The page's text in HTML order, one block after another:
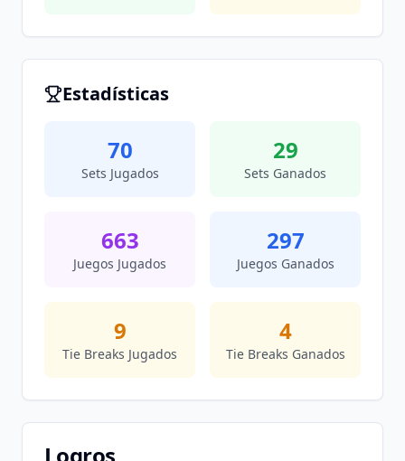
Estadísticas
70
Sets Jugados
29
Sets Ganados
663
Juegos Jugados
297
Juegos Ganados
9
Tie Breaks Jugados
4
Tie Breaks Ganados